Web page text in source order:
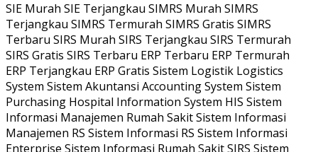
SIE Murah SIE Terjangkau SIMRS Murah SIMRS
Terjangkau SIMRS Termurah SIMRS Gratis SIMRS
Terbaru SIRS Murah SIRS Terjangkau SIRS Termurah
SIRS Gratis SIRS Terbaru ERP Terbaru ERP Termurah
ERP Terjangkau ERP Gratis Sistem Logistik Logistics
System Sistem Akuntansi Accounting System Sistem
Purchasing Hospital Information System HIS Sistem
Informasi Manajemen Rumah Sakit Sistem Informasi
Manajemen RS Sistem Informasi RS Sistem Informasi
Enterprise Sistem Informasi Rumah Sakit SIRS Sistem